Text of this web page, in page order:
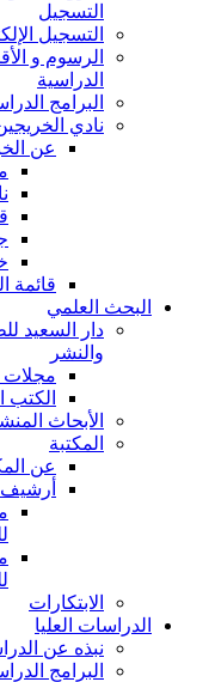
التسجيل
التسجيل
الرسوم و
الدراسية
البرامج
نادي
عن
قائمة
البحث العلمي
دار السعيد
والنشر
مجلات
الكتب
الأبحاث
المكتبة
عن
أرشيف
الابتكارات
الدراسات العليا
نبذه عن
البرامج